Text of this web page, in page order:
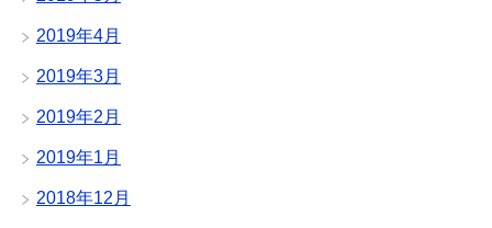
2019年4月
2019年3月
2019年2月
2019年1月
2018年12月